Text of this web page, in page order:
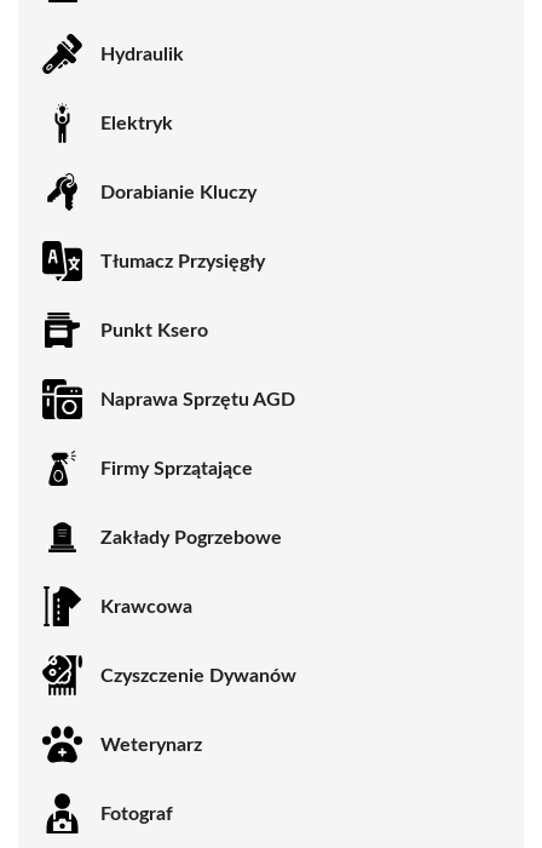
Hydraulik
Elektryk
Dorabianie Kluczy
Tłumacz Przysięgły
Punkt Ksero
Naprawa Sprzętu AGD
Firmy Sprzątające
Zakłady Pogrzebowe
Krawcowa
Czyszczenie Dywanów
Weterynarz
Fotograf